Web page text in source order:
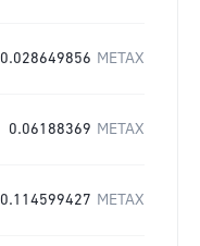
0.028649856 METAX
0.06188369 METAX
0.114599427 METAX